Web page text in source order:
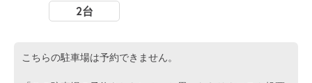
2台
こちらの駐車場は予約できません。